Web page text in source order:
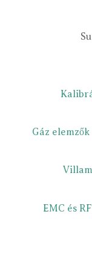
Gáz elemzők
EMC és